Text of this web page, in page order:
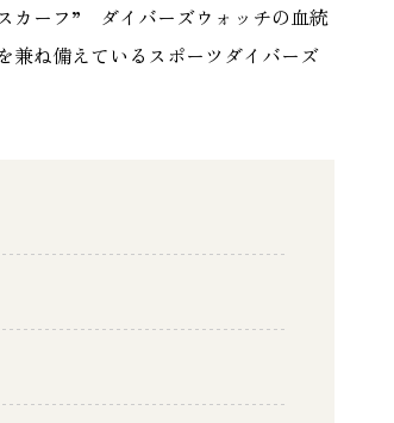
カーフ” ダイバーズウォッチの血統
兼ね備えているスポーツダイバーズ